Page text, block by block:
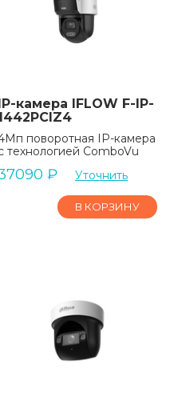
камера IFLOW F-IP-
поворотная IP-камера
технологией ComboVu
₽ Уточнить
В КОРЗИНУ